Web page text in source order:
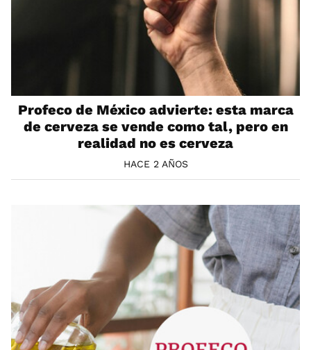
Profeco de México advierte: esta marca
de cerveza se vende como tal, pero en
realidad no es cerveza
HACE 2 AÑOS